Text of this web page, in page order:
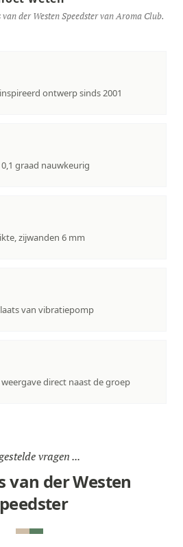
der Westen Speedster van Aroma Club.
ontwerp sinds 2001
graad nauwkeurig
zijwanden 6 mm
van vibratiepomp
direct naast de groep
vragen ...
van der Westen